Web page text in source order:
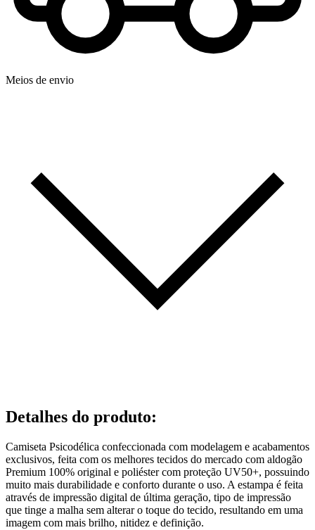
Meios de envio
Detalhes do produto:
Camiseta Psicodélica confeccionada com modelagem e acabamentos
exclusivos, feita com os melhores tecidos do mercado com aldogão
Premium 100% original e poliéster com proteção UV50+, possuindo
muito mais durabilidade e conforto durante o uso. A estampa é feita
através de impressão digital de última geração, tipo de impressão
que tinge a malha sem alterar o toque do tecido, resultando em uma
imagem com mais brilho, nitidez e definição.